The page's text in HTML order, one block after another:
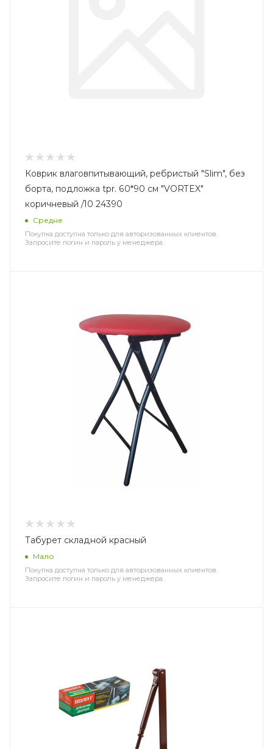
Коврик влаговпитывающий, ребристый "Slim", без
борта, подложка tpr. 60*90 см "VORTEX"
коричневый /10 24390
Средне
Покупка доступна только для авторизованных клиентов.
Запросите логин и пароль у менеджера.
Табурет складной красный
Мало
Покупка доступна только для авторизованных клиентов.
Запросите логин и пароль у менеджера.